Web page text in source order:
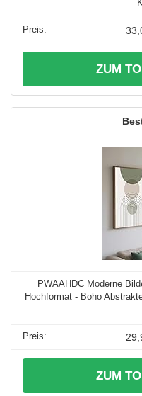
ZUM
PWAAHDC Moderne
Hochformat - Boho
ZUM